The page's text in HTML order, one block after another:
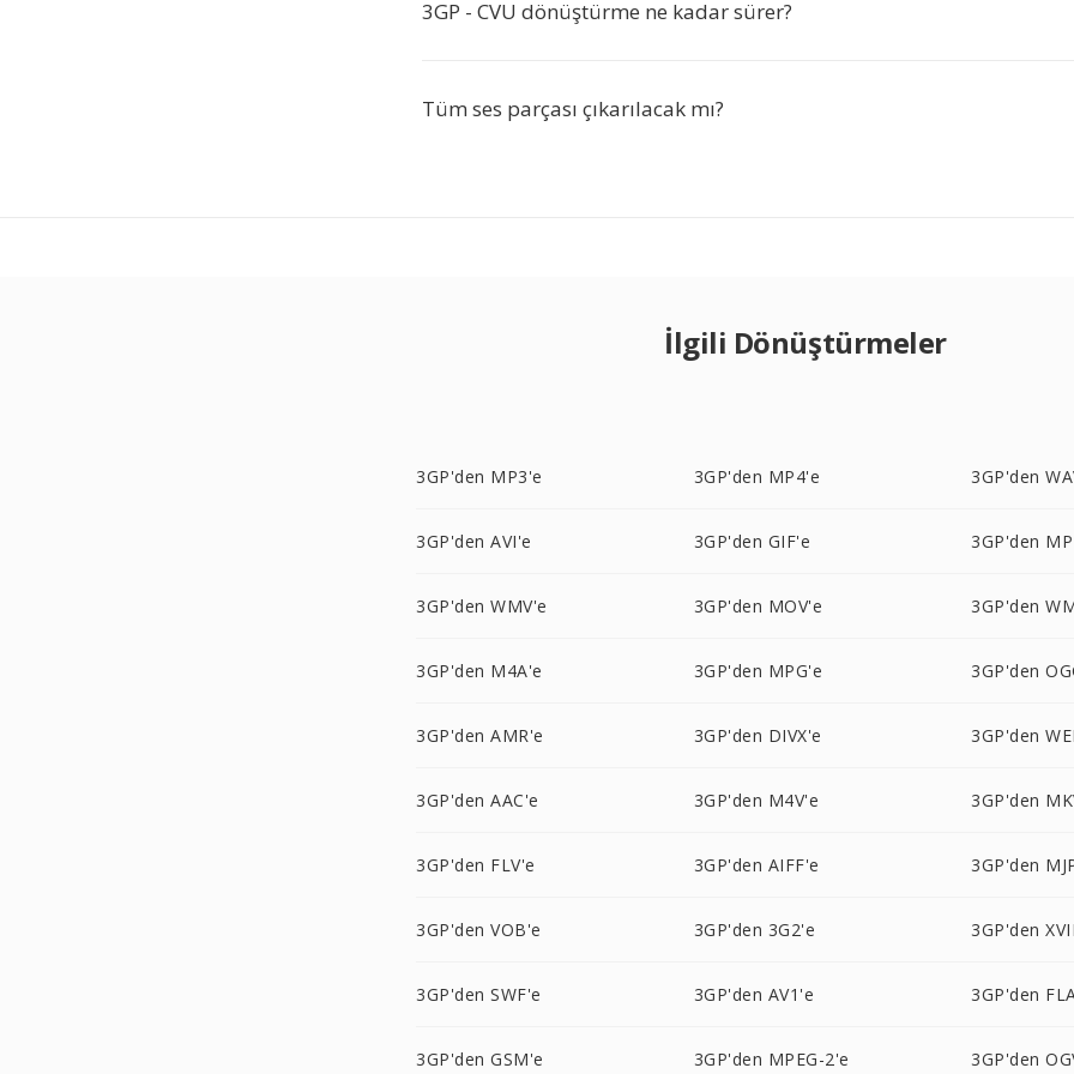
3GP - CVU dönüştürme ne kadar sürer?
Tüm ses parçası çıkarılacak mı?
İlgili Dönüştürmeler
3GP'den MP3'e 3GP'den MP4'e 3GP'den
3GP'den AVI'e 3GP'den GIF'e 3GP'den
3GP'den WMV'e 3GP'den MOV'e 3GP'den
3GP'den M4A'e 3GP'den MPG'e 3GP'den
3GP'den AMR'e 3GP'den DIVX'e 3GP'den
3GP'den AAC'e 3GP'den M4V'e 3GP'den
3GP'den FLV'e 3GP'den AIFF'e 3GP'den
3GP'den VOB'e 3GP'den 3G2'e 3GP'den
3GP'den SWF'e 3GP'den AV1'e 3GP'den
3GP'den GSM'e 3GP'den MPEG-2'e 3GP'den